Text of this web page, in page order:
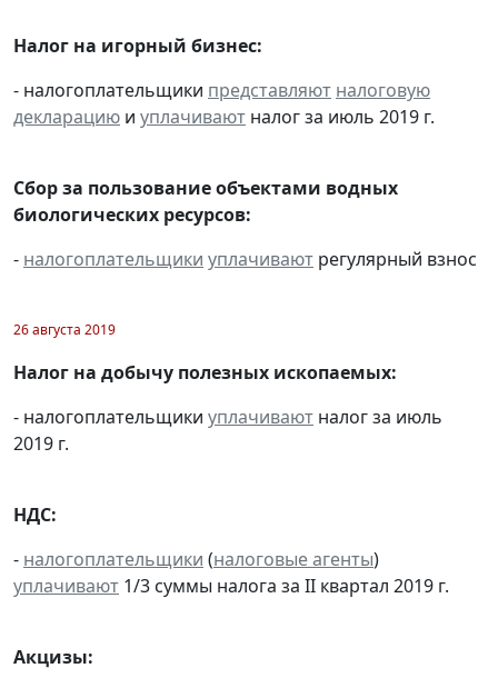
Налог на игорный бизнес:
- налогоплательщики представляют налоговую
декларацию и уплачивают налог за июль 2019 г.
Сбор за пользование объектами водных
биологических ресурсов:
- налогоплательщики уплачивают регулярный взнос
26 августа 2019
Налог на добычу полезных ископаемых:
- налогоплательщики уплачивают налог за июль
2019 г.
НДС:
- налогоплательщики (налоговые агенты)
уплачивают 1/3 суммы налога за II квартал 2019 г.
Акцизы: